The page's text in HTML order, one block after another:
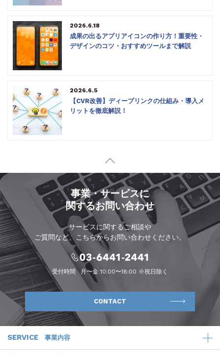
2026.6.18
成果の出るアプリアイコンの作り方！重要性・
デザインのコツ・おすすめツールまで解説
2026.6.5
【CVR改善】ディープリンクの仕組み・導入メ
リットを徹底解説！
事業・サービスに
関するお問い合わせ
サービスに関するご相談や
ご質問など、こちらからお問い合わせください。
受付時間 月〜金 10:00〜18:00 ※祝日除く
CONTACT
SERVICE 事業内容